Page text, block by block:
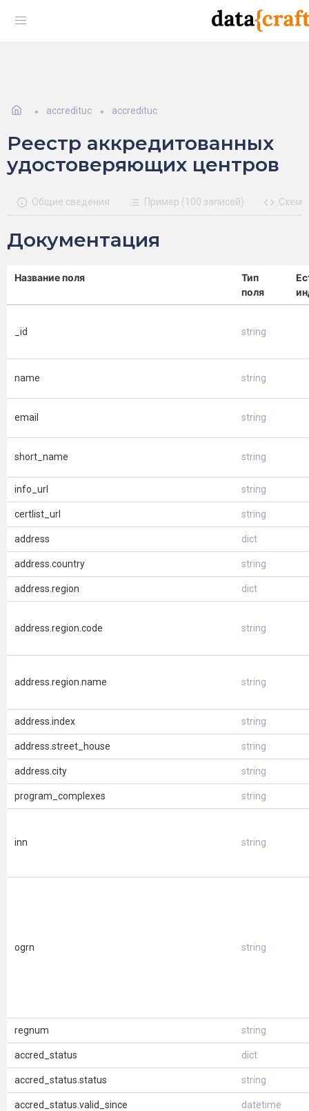
accredituc accredituc
Реестр аккредитованных
удостоверяющих центров
Общие сведения Пример (100 записей) Схема
Документация
Название поля
Тип
поля
_id string
name string
email string
short_name string
info_url string
certlist_url string
address dict
address.country string
address.region dict
address.region.code string
address.region.name string
address.index string
address.street_house string
address.city string
program_complexes string
inn string
ogrn string
regnum string
accred_status dict
accred_status.status string
accred_status.valid_since datetime